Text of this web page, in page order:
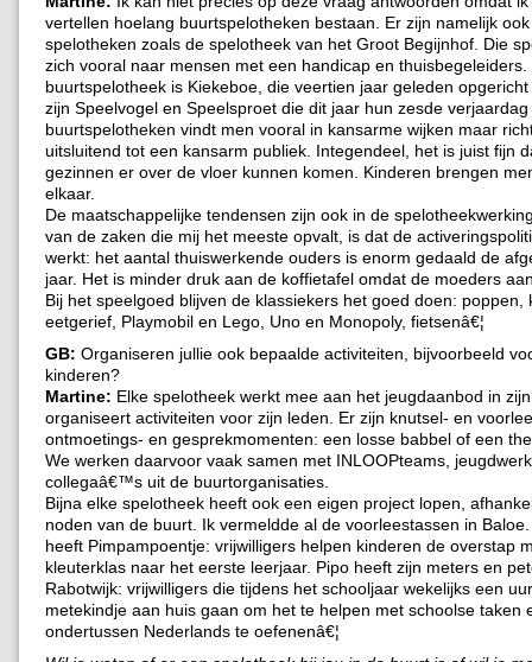
vertellen hoelang buurtspelotheken bestaan. Er zijn namelijk
spelotheken zoals de spelotheek van het Groot Begijnhof. Die
zich vooral naar mensen met een handicap en thuisbegeleiders.
buurtspelotheek is Kiekeboe, die veertien jaar geleden
zijn Speelvogel en Speelsproet die dit jaar hun zesde
buurtspelotheken vindt men vooral in kansarme wijken maar
uitsluitend tot een kansarm publiek. Integendeel, het is juist fijn
gezinnen er over de vloer kunnen komen. Kinderen brengen
elkaar.
De maatschappelijke tendensen zijn ook in de
van de zaken die mij het meeste opvalt, is dat de
werkt: het aantal thuiswerkende ouders is enorm gedaald de
jaar. Het is minder druk aan de koffietafel omdat de moeders
Bij het speelgoed blijven de klassiekers het goed doen: poppen,
eetgerief, Playmobil en Lego, Uno en Monopoly, fietsenâ€¦
GB: Organiseren jullie ook bepaalde activiteiten, bijvoorbeeld
kinderen?
Martine: Elke spelotheek werkt mee aan het jeugdaanbod in
organiseert activiteiten voor zijn leden. Er zijn knutsel- en
ontmoetings- en gesprekmomenten: een losse babbel of een
We werken daarvoor vaak samen met INLOOPteams,
collegaâ€™s uit de buurtorganisaties.
Bijna elke spelotheek heeft ook een eigen project lopen,
noden van de buurt. Ik vermeldde al de voorleestassen in
heeft Pimpampoentje: vrijwilligers helpen kinderen de overstap
kleuterklas naar het eerste leerjaar. Pipo heeft zijn meters en
Rabotwijk: vrijwilligers die tijdens het schooljaar wekelijks een
metekindje aan huis gaan om het te helpen met schoolse taken
ondertussen Nederlands te oefenenâ€¦